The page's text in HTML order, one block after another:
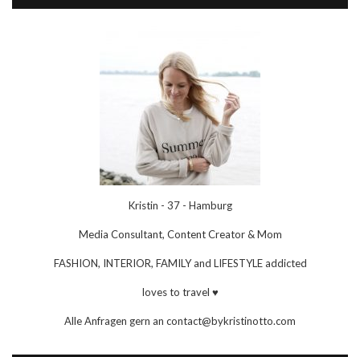
Kristin - 37 - Hamburg
Media Consultant, Content Creator & Mom
FASHION, INTERIOR, FAMILY and LIFESTYLE addicted
loves to travel ♥
Alle Anfragen gern an contact@bykristinotto.com